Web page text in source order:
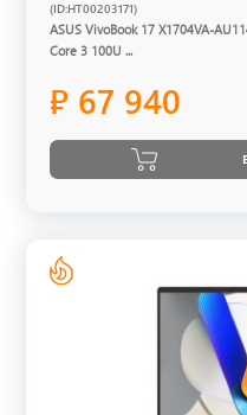
(ID:HT00203171)
ASUS VivoBook 17 X1704VA-
Core 3 100U ...
₽ 67 940